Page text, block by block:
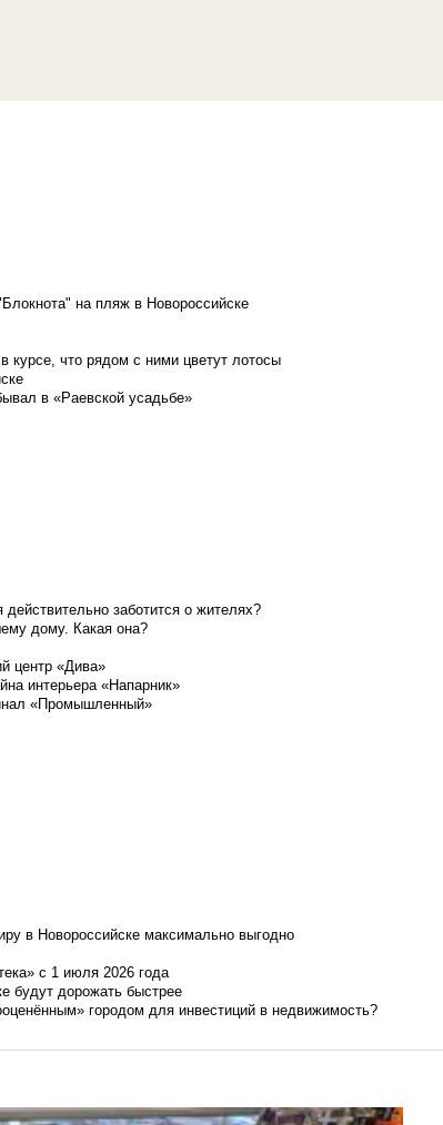
на пляж в Новороссийске
что рядом с ними цветут лотосы
в «Раевской усадьбе»
заботится о жителях?
дому. Какая она?
центр «Дива»
интерьера «Напарник»
«Промышленный»
в Новороссийске максимально выгодно
с 1 июля 2026 года
будут дорожать быстрее
городом для инвестиций в недвижимость?